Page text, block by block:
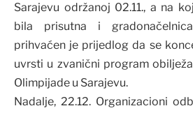
Sarajevu održanoj 02.11., a na
bila prisutna i
prihvaćen je prijedlog da se
uvrsti u zvanični program
Olimpijade u Sarajevu.
Nadalje, 22.12. Organizacioni